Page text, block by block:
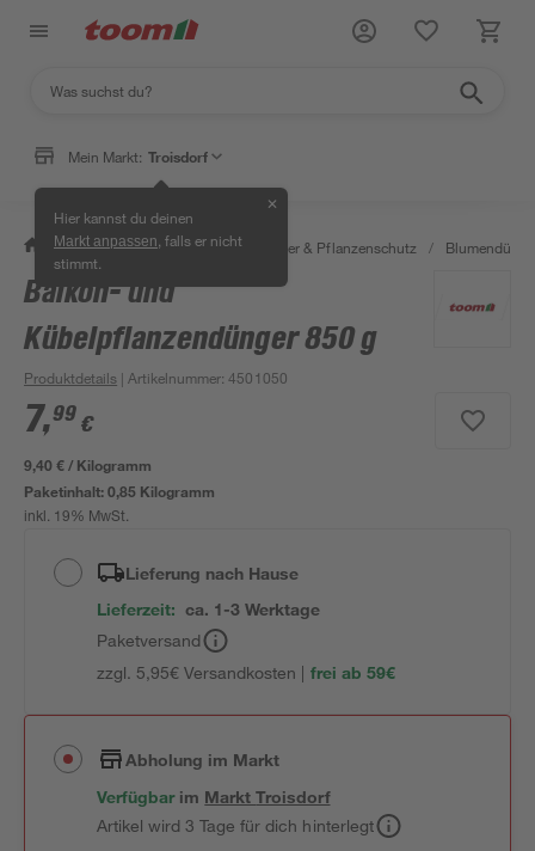
Mein Markt: Troisdorf
Hier kannst du deinen
Markt anpassen , falls er nicht
stimmt.
✕
/ Garten & Freizeit / Erden, Dünger & Pflanzenschutz /
Balkon- und
Kübelpflanzendünger 850 g
Produktdetails | Artikelnummer:4501050
7,99 €
9,40 € / Kilogramm
Paketinhalt:0,85 Kilogramm
inkl. 19% MwSt.
Lieferung nach Hause
Lieferzeit: ca. 1-3 Werktage
Paketversand
zzgl. 5,95€ Versandkosten | frei ab 59€
Abholung im Markt
Verfügbar im MarktTroisdorf
Artikel wird 3 Tage für dich hinterlegt